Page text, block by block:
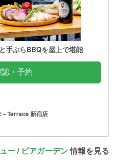
手ぶらBBQを屋上で堪能
・予約
Terrace 新宿店
ー/ ビアガーデン情報を見る